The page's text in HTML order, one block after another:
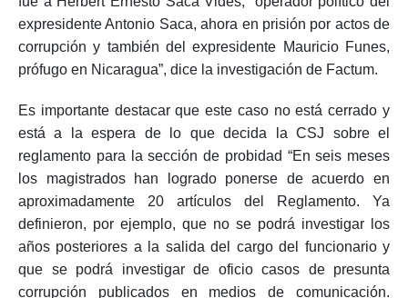
expresidente Antonio Saca, ahora en prisión por actos de
corrupción y también del expresidente Mauricio Funes,
prófugo en Nicaragua”, dice la investigación de Factum.
Es importante destacar que este caso no está cerrado y
está a la espera de lo que decida la CSJ sobre el
reglamento para la sección de probidad “En seis meses
los magistrados han logrado ponerse de acuerdo en
aproximadamente 20 artículos del Reglamento. Ya
definieron, por ejemplo, que no se podrá investigar los
años posteriores a la salida del cargo del funcionario y
que se podrá investigar de oficio casos de presunta
corrupción publicados en medios de comunicación.